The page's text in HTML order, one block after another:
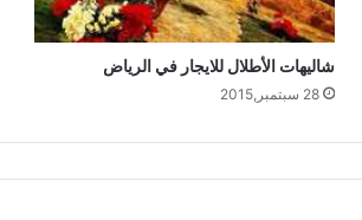
شاليهات الأطلال للايجار في الرياض
28 سبتمبر,2015